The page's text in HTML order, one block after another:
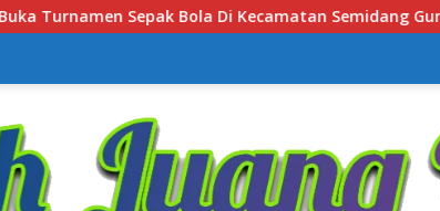
Semidang Gumay Dalam Rangka Menyambut HUT